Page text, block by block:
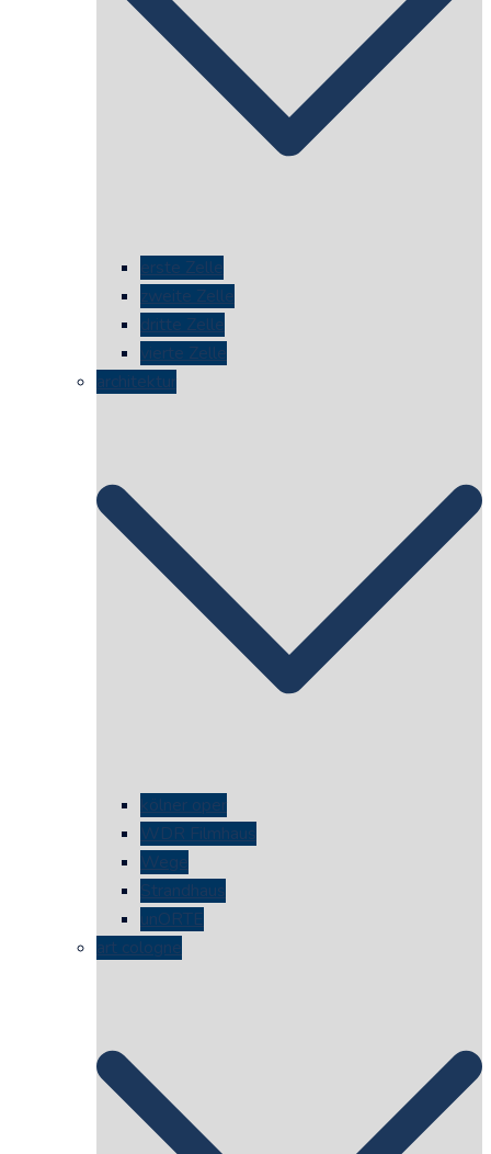
erste Zelle
zweite Zelle
dritte Zelle
vierte Zelle
architektur
kölner oper
WDR Filmhaus
Wege
Strandhaus
unORTE
art cologne